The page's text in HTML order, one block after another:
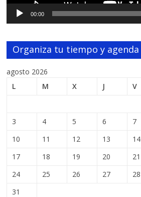
00:00
Organiza tu tiempo y agenda
agosto 2026
L
M X J V
3
4 5 6 7
10
11 12 13 14
17
18 19 20 21
24
25 26 27 28
31